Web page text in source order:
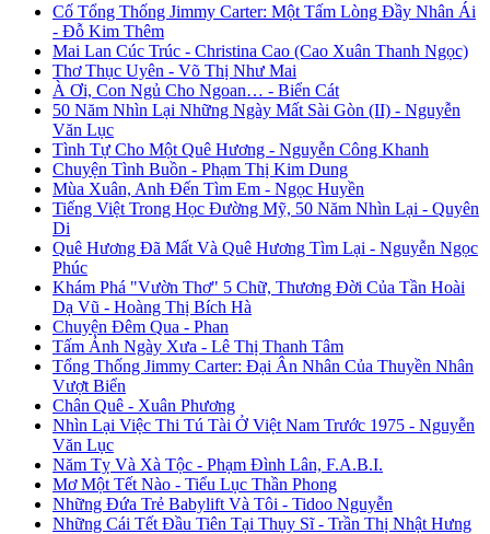
Cố Tổng Thống Jimmy Carter: Một Tấm Lòng Đầy Nhân Ái
- Đỗ Kim Thêm
Mai Lan Cúc Trúc - Christina Cao (Cao Xuân Thanh Ngọc)
Thơ Thục Uyên - Võ Thị Như Mai
À Ơi, Con Ngủ Cho Ngoan… - Biển Cát
50 Năm Nhìn Lại Những Ngày Mất Sài Gòn (II) - Nguyễn
Văn Lục
Tình Tự Cho Một Quê Hương - Nguyễn Công Khanh
Chuyện Tình Buồn - Phạm Thị Kim Dung
Mùa Xuân, Anh Đến Tìm Em - Ngọc Huyền
Tiếng Việt Trong Học Đường Mỹ, 50 Năm Nhìn Lại - Quyên
Di
Quê Hương Đã Mất Và Quê Hương Tìm Lại - Nguyễn Ngọc
Phúc
Khám Phá "Vườn Thơ" 5 Chữ, Thương Đời Của Tần Hoài
Dạ Vũ - Hoàng Thị Bích Hà
Chuyện Đêm Qua - Phan
Tấm Ảnh Ngày Xưa - Lê Thị Thanh Tâm
Tổng Thống Jimmy Carter: Đại Ân Nhân Của Thuyền Nhân
Vượt Biển
Chân Quê - Xuân Phương
Nhìn Lại Việc Thi Tú Tài Ở Việt Nam Trước 1975 - Nguyễn
Văn Lục
Năm Tỵ Và Xà Tộc - Phạm Đình Lân, F.A.B.I.
Mơ Một Tết Nào - Tiểu Lục Thần Phong
Những Đứa Trẻ Babylift Và Tôi - Tidoo Nguyễn
Những Cái Tết Đầu Tiên Tại Thụy Sĩ - Trần Thị Nhật Hưng